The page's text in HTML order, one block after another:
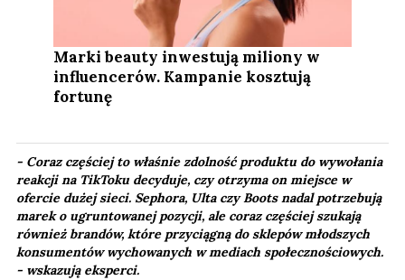
Marki beauty inwestują miliony w
influencerów. Kampanie kosztują
fortunę
- Coraz częściej to właśnie zdolność produktu do wywołania
reakcji na TikToku decyduje, czy otrzyma on miejsce w
ofercie dużej sieci. Sephora, Ulta czy Boots nadal potrzebują
marek o ugruntowanej pozycji, ale coraz częściej szukają
również brandów, które przyciągną do sklepów młodszych
konsumentów wychowanych w mediach społecznościowych.​
- wskazują eksperci.